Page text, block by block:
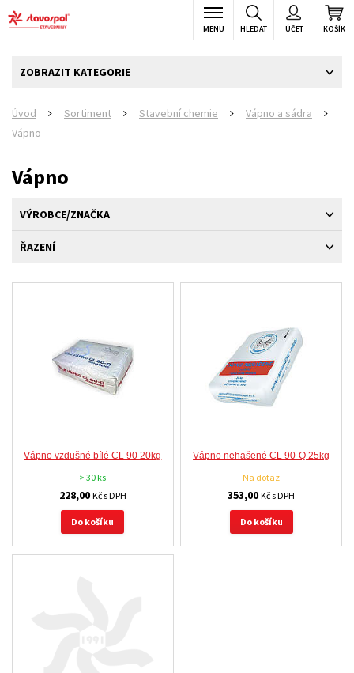
KOŠÍK
ÚČET
HLEDAT
MENU
ZOBRAZIT KATEGORIE
Úvod Sortiment Stavební chemie Vápno a sádra
Vápno
Vápno
VÝROBCE/ZNAČKA
ŘAZENÍ
Vápno vzdušné bílé CL 90 20kg
> 30 ks
228,00 Kč s DPH
Do košíku
Vápno nehašené CL 90-Q 25kg
Na dotaz
353,00Kč s DPH
Do košíku